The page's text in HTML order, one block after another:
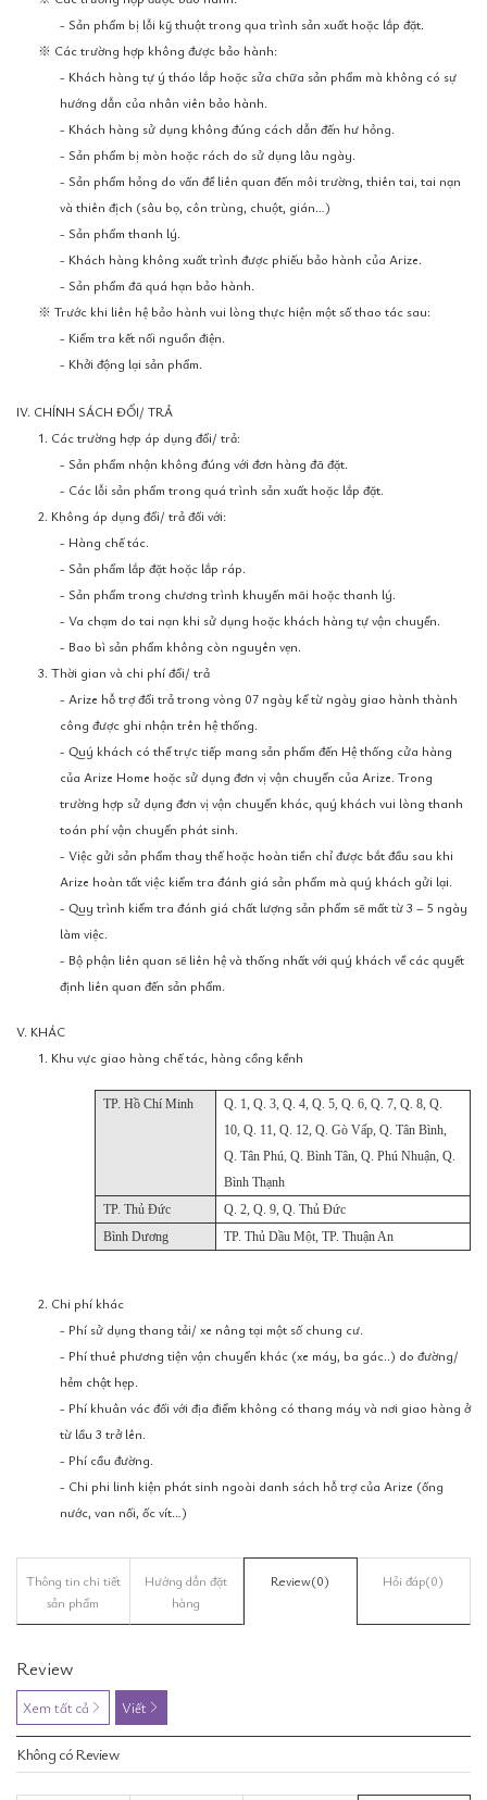
- Sản phẩm bị lỗi kỹ thuật trong qua trình sản xuất hoặc lắp đặt.
※ Các trường hợp không được bảo hành:
- Khách hàng tự ý tháo lắp hoặc sửa chữa sản phẩm mà không có sự
hướng dẫn của nhân viên bảo hành.
- Khách hàng sử dụng không đúng cách dẫn đến hư hỏng.
- Sản phẩm bị mòn hoặc rách do sử dụng lâu ngày.
- Sản phẩm hỏng do vấn đề liên quan đến môi trường, thiên tai, tai nạn
và thiên địch (sâu bọ, côn trùng, chuột, gián…)
- Sản phẩm thanh lý.
- Khách hàng không xuất trình được phiếu bảo hành của Arize.
- Sản phẩm đã quá hạn bảo hành.
※ Trước khi liên hệ bảo hành vui lòng thực hiện một số thao tác sau:
- Kiểm tra kết nối nguồn điện.
- Khởi động lại sản phẩm.
IV. CHÍNH SÁCH ĐỔI/ TRẢ
1. Các trường hợp áp dụng đổi/ trả:
- Sản phẩm nhận không đúng với đơn hàng đã đặt.
- Các lỗi sản phẩm trong quá trình sản xuất hoặc lắp đặt.
2. Không áp dụng đổi/ trả đối với:
- Hàng chế tác.
- Sản phẩm lắp đặt hoặc lắp ráp.
- Sản phẩm trong chương trình khuyến mãi hoặc thanh lý.
- Va chạm do tai nạn khi sử dụng hoặc khách hàng tự vận chuyển.
- Bao bì sản phẩm không còn nguyên vẹn.
3. Thời gian và chi phí đổi/ trả
- Arize hỗ trợ đổi trả trong vòng 07 ngày kể từ ngày giao hành thành
công được ghi nhận trên hệ thống.
- Quý khách có thể trực tiếp mang sản phẩm đến Hệ thống cửa hàng
của Arize Home hoặc sử dụng đơn vị vận chuyển của Arize. Trong
trường hợp sử dụng đơn vị vận chuyển khác, quý khách vui lòng thanh
toán phí vận chuyển phát sinh.
- Việc gửi sản phẩm thay thế hoặc hoàn tiền chỉ được bắt đầu sau khi
Arize hoàn tất việc kiểm tra đánh giá sản phẩm mà quý khách gửi lại.
- Quy trình kiểm tra đánh giá chất lượng sản phẩm sẽ mất từ 3 – 5 ngày
làm việc.
- Bộ phận liên quan sẽ liên hệ và thống nhất với quý khách về các quyết
định liên quan đến sản phẩm.
V. KHÁC
1. Khu vực giao hàng chế tác, hàng cồng kềnh
TP. Hồ Chí Minh
Q. 1, Q. 3, Q. 4, Q. 5, Q. 6, Q. 7, Q. 8, Q.
10, Q. 11, Q. 12, Q. Gò Vấp, Q. Tân Bình,
Q. Tân Phú, Q. Bình Tân, Q. Phú Nhuận, Q.
Bình Thạnh
TP. Thủ Đức
Q. 2, Q. 9, Q. Thủ Đức
Bình Dương
TP. Thủ Dầu Một, TP. Thuận An
2. Chi phí khác
- Phí sử dụng thang tải/ xe nâng tại một số chung cư.
- Phí thuê phương tiện vận chuyển khác (xe máy, ba gác..) do đường/
hẻm chật hẹp.
- Phí khuân vác đối với địa điểm không có thang máy và nơi giao hàng ở
từ lầu 3 trở lên.
- Phí cầu đường.
- Chi phi linh kiện phát sinh ngoài danh sách hỗ trợ của Arize (ống
nước, van nối, ốc vít…)
Thông tin chi tiết
sản phẩm
Hướng dẫn đặt
hàng
Review(0) Hỏi đáp(0)
Review
Xem tất cả Viết
Không có Review